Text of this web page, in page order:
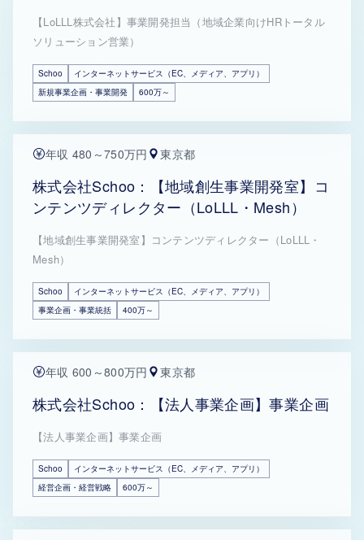
【LoLLL株式会社】事業開発担当（地域企業向けHRトータル
ソリューション営業）
Schoo
インターネットサービス（EC、メディア、アプリ）
新規事業企画・事業開発
600万～
年収 480～750万円 東京都
株式会社Schoo：【地域創生事業開発室】コ
ンテンツディレクター（LoLLL・Mesh）
【地域創生事業開発室】コンテンツディレクター（LoLLL・
Mesh）
Schoo
インターネットサービス（EC、メディア、アプリ）
事業企画・事業統括
400万～
年収 600～800万円 東京都
株式会社Schoo：【法人事業企画】事業企画
【法人事業企画】事業企画
Schoo
インターネットサービス（EC、メディア、アプリ）
経営企画・経営戦略
600万～